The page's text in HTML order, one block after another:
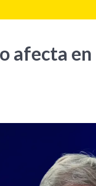
afecta en